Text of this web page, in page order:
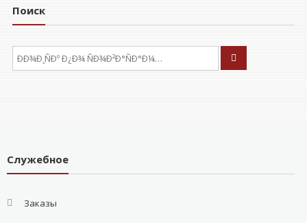
Поиск
ÐÑÐºÐ°ÑÑ:
Служебное
Заказы